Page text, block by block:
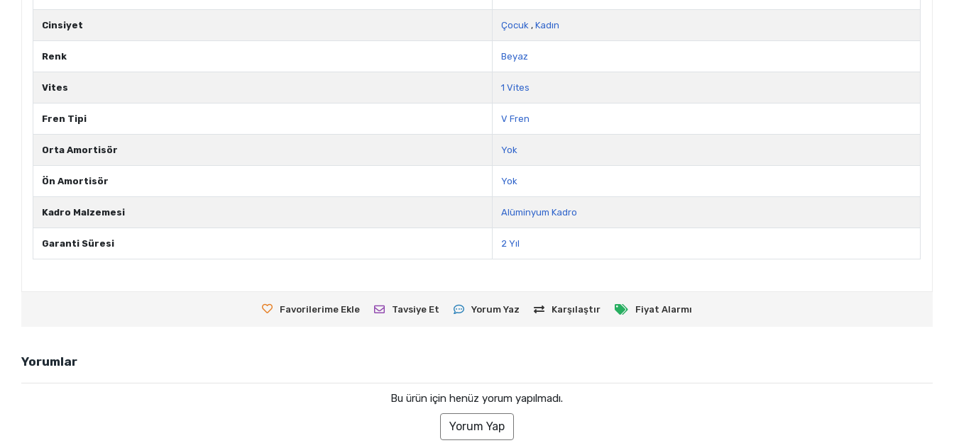
Cinsiyet Çocuk ,Kadın
Renk Beyaz
Vites 1 Vites
Fren Tipi V Fren
Orta Amortisör Yok
Ön Amortisör Yok
Kadro Malzemesi Alüminyum Kadro
Garanti Süresi 2 Yıl
Favorilerime Ekle Tavsiye Et Yorum Yaz Karşılaştır Fiyat Alarmı
Yorumlar
Bu ürün için henüz yorum yapılmadı.
Yorum Yap